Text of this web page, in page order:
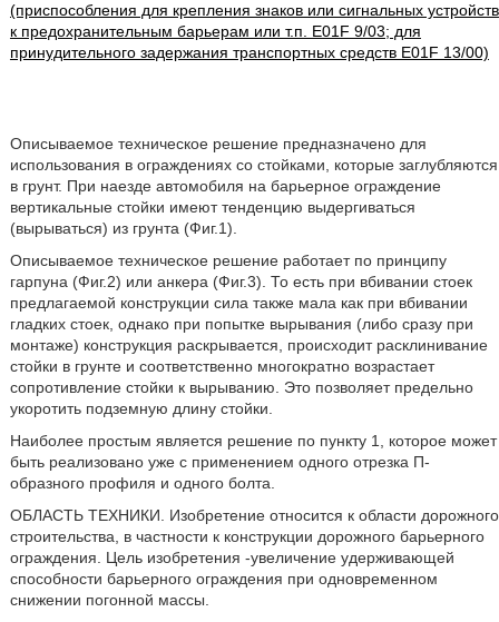
(приспособления для крепления знаков или сигнальных устройств
к предохранительным барьерам или т.п. E01F 9/03; для
принудительного задержания транспортных средств E01F 13/00)
Описываемое техническое решение предназначено для
использования в ограждениях со стойками, которые заглубляются
в грунт. При наезде автомобиля на барьерное ограждение
вертикальные стойки имеют тенденцию выдергиваться
(вырываться) из грунта (Фиг.1).
Описываемое техническое решение работает по принципу
гарпуна (Фиг.2) или анкера (Фиг.3). То есть при вбивании стоек
предлагаемой конструкции сила также мала как при вбивании
гладких стоек, однако при попытке вырывания (либо сразу при
монтаже) конструкция раскрывается, происходит расклинивание
стойки в грунте и соответственно многократно возрастает
сопротивление стойки к вырыванию. Это позволяет предельно
укоротить подземную длину стойки.
Наиболее простым является решение по пункту 1, которое может
быть реализовано уже с применением одного отрезка П-
образного профиля и одного болта.
ОБЛАСТЬ ТЕХНИКИ. Изобретение относится к области дорожного
строительства, в частности к конструкции дорожного барьерного
ограждения. Цель изобретения -увеличение удерживающей
способности барьерного ограждения при одновременном
снижении погонной массы.